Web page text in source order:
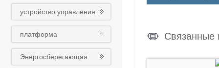
ская промышленность
клапан
устройство управления
платформа
интеллигентного облака
Восточного насоса
Энергосберегающая
Связанные